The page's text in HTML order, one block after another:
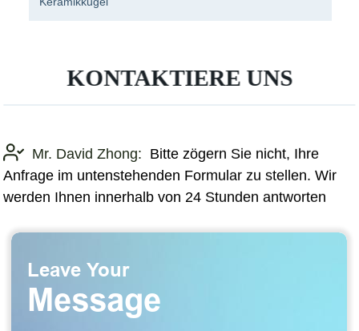
KONTAKTIERE UNS
Mr. David Zhong: Bitte zögern Sie nicht, Ihre
Anfrage im untenstehenden Formular zu stellen. Wir
werden Ihnen innerhalb von 24 Stunden antworten